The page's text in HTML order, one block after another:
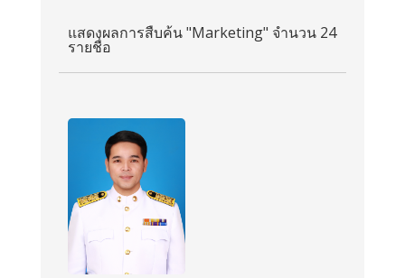
แสดงผลการสืบค้น "Marketing" จำนวน 24
รายชื่อ